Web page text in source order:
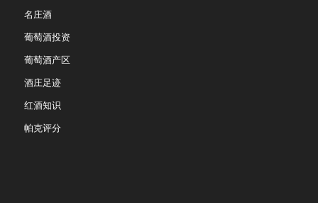
名庄酒
葡萄酒投资
葡萄酒产区
酒庄足迹
红酒知识
帕克评分